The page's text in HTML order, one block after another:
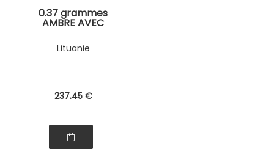
0.37 grammes
AMBRE AVEC
Lituanie
237.45 €